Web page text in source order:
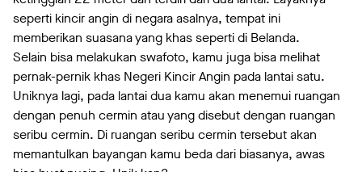
seperti kincir angin di negara asalnya, tempat ini
memberikan suasana yang khas seperti di Belanda.
Selain bisa melakukan swafoto, kamu juga bisa melihat
pernak-pernik khas Negeri Kincir Angin pada lantai satu.
Uniknya lagi, pada lantai dua kamu akan menemui ruangan
dengan penuh cermin atau yang disebut dengan ruangan
seribu cermin. Di ruangan seribu cermin tersebut akan
memantulkan bayangan kamu beda dari biasanya, awas